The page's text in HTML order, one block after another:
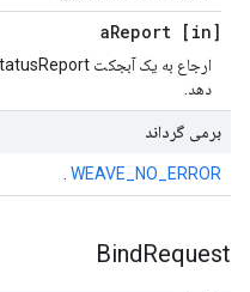
[in] a
Report
دهد.
برمی گرداند
WEAVE_NO_ERROR
BindRequest